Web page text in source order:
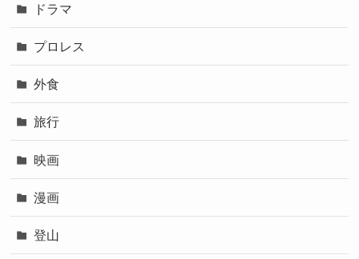
ドラマ
プロレス
外食
旅行
映画
漫画
登山